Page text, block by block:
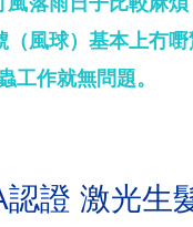
（風球）基本上冇
工作就無問題。
證 激光生